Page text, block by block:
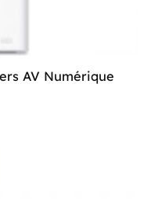
AV Numérique